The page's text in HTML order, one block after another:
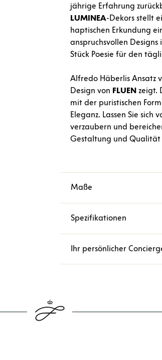
jährige Erfahrung
LUMINEA-Dekors stellt
haptischen Erkundung
anspruchsvollen Designs
Stück Poesie für den
Alfredo Häberlis Ansatz
Design von FLUEN zeigt.
mit der puristischen
Eleganz. Lassen Sie sich
verzaubern und
Gestaltung und Qualität
Maße
Spezifikationen
Ihr persönlicher